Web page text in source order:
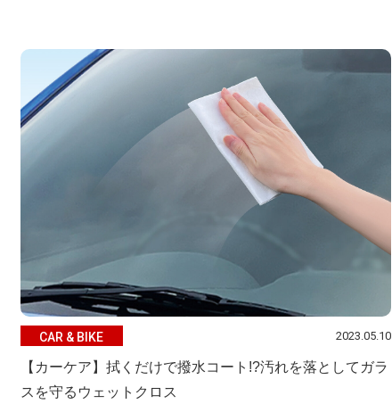
CAR & BIKE 2023.05.10
【カーケア】拭くだけで撥水コート!?汚れを落としてガラ
スを守るウェットクロス